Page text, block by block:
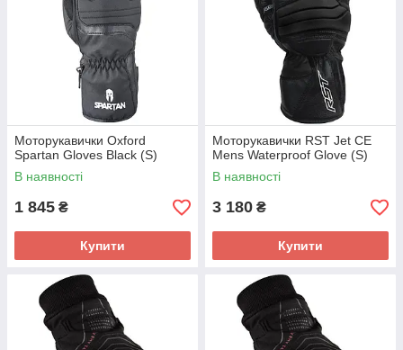
Моторукавички Oxford
Spartan Gloves Black (S)
В наявності
1 845 ₴
Купити
Моторукавички RST Jet CE
Mens Waterproof Glove (S)
В наявності
3 180 ₴
Купити